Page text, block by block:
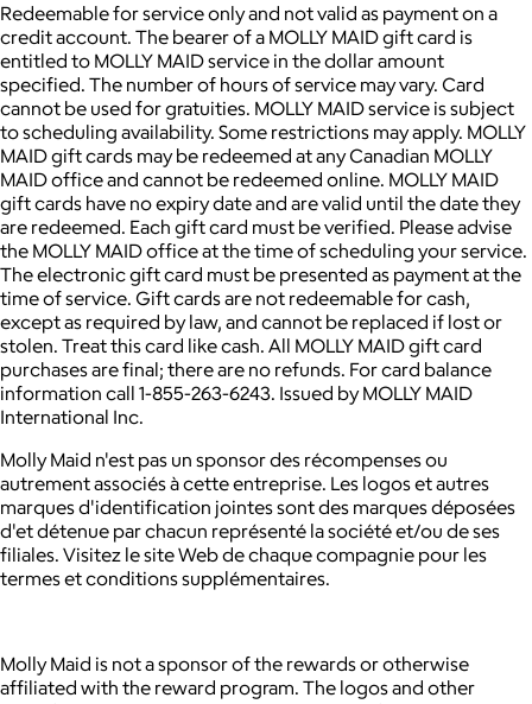
Redeemable for service only and not valid as payment on a
credit account. The bearer of a MOLLY MAID gift card is
entitled to MOLLY MAID service in the dollar amount
specified. The number of hours of service may vary. Card
cannot be used for gratuities. MOLLY MAID service is subject
to scheduling availability. Some restrictions may apply. MOLLY
MAID gift cards may be redeemed at any Canadian MOLLY
MAID office and cannot be redeemed online. MOLLY MAID
gift cards have no expiry date and are valid until the date they
are redeemed. Each gift card must be verified. Please advise
the MOLLY MAID office at the time of scheduling your service.
The electronic gift card must be presented as payment at the
time of service. Gift cards are not redeemable for cash,
except as required by law, and cannot be replaced if lost or
stolen. Treat this card like cash. All MOLLY MAID gift card
purchases are final; there are no refunds. For card balance
information call 1-855-263-6243. Issued by MOLLY MAID
International Inc.
Molly Maid n'est pas un sponsor des récompenses ou
autrement associés à cette entreprise. Les logos et autres
marques d'identification jointes sont des marques déposées
d'et détenue par chacun représenté la société et/ou de ses
filiales. Visitez le site Web de chaque compagnie pour les
termes et conditions supplémentaires.
Molly Maid is not a sponsor of the rewards or otherwise
affiliated with the reward program. The logos and other